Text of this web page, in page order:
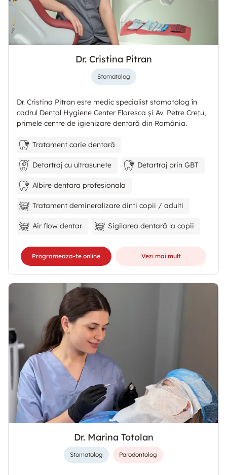
Dr. Cristina Pitran
Stomatolog
Dr. Cristina Pitran este medic specialist stomatolog în
cadrul Dental Hygiene Center Floresca și Av. Petre Crețu,
primele centre de igienizare dentară din România.
Tratament carie dentară
Detartraj cu ultrasunete Detartraj prin GBT
Albire dentara profesionala
Tratament demineralizare dinti copii / adulti
Air flow dentar Sigilarea dentară la copii
Programeaza-te online Vezi mai mult
Dr. Marina Totolan
Stomatolog Parodontolog